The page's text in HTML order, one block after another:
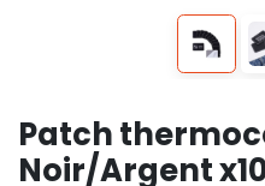
Patch
Noir/Argent